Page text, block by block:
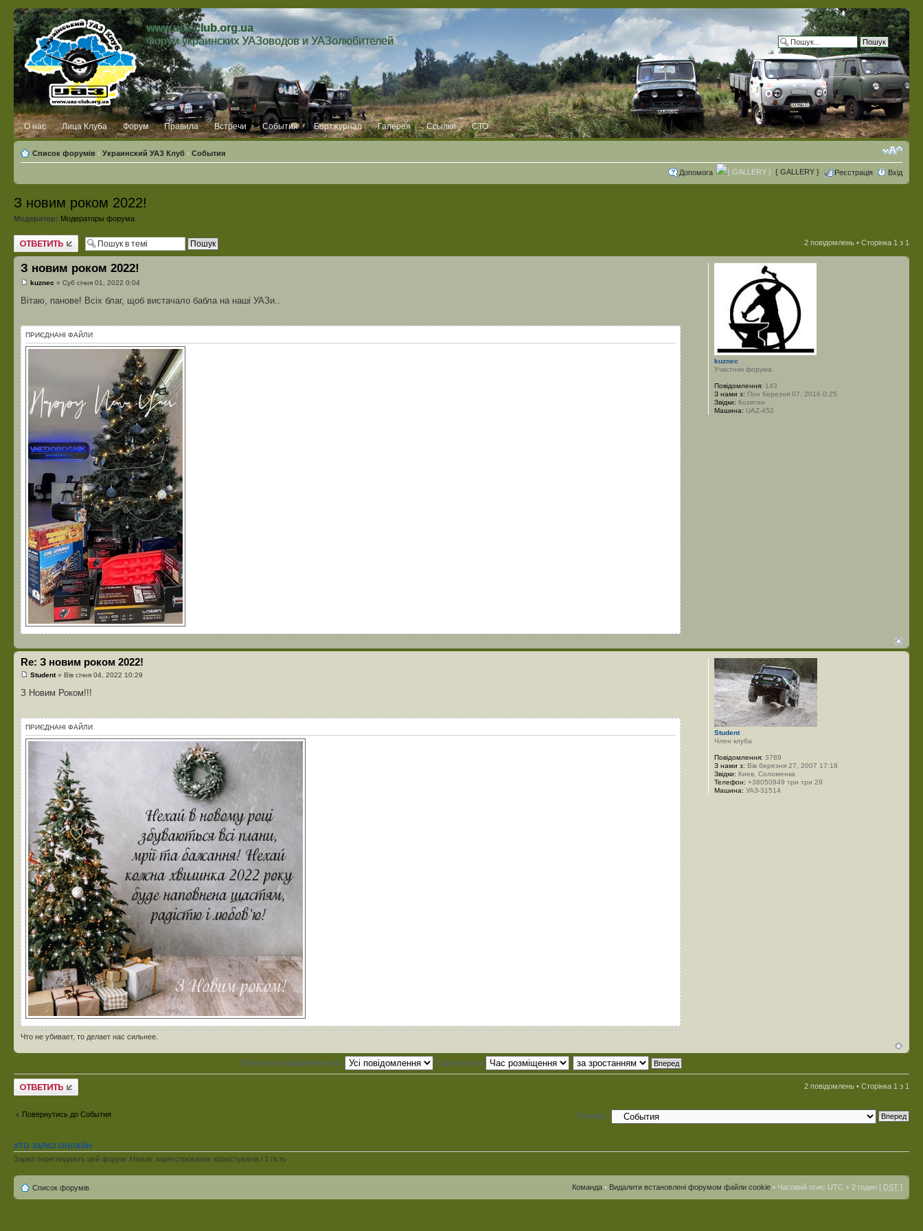
www.uaz-club.org.ua
Форум украинских УАЗоводов и УАЗолюбителей
Розширений пошук
О нас Лица Клуба Форум Правила Встречи События Бортжурнал Галерея Ссылки СТО
Список форумів ‹ Украинский УАЗ Клуб ‹ События
Допомога { GALLERY } Реєстрація Вхід
З новим роком 2022!
Модератор: Модераторы форума
Відповісти 2 повідомлень • Сторінка 1 з 1
З новим роком 2022!
kuznec » Суб січня 01, 2022 0:04
Вітаю, панове! Всіх благ, щоб вистачало бабла на наші УАЗи..
ПРИЄДНАНІ ФАЙЛИ
kuznec
Участник форума
Повідомлення: 143
З нами з: Пон березня 07, 2016 0:25
Звідки: Козятин
Машина: UAZ-452
Re: З новим роком 2022!
Student» Вів січня 04, 2022 10:29
З Новим Роком!!!
ПРИЄДНАНІ ФАЙЛИ
Что не убивает, то делает нас сильнее.
Student
Член клуба
Повідомлення: 3789
З нами з: Вів березня 27, 2007 17:18
Звідки: Киев, Соломенка
Телефон: +38050949 три три 29
Машина: УАЗ-31514
Показувати повідомлення за: Сортувати за
Відповісти 2 повідомлень • Сторінка 1 з 1
Повернутись до События Вперед:
ХТО ЗАРАЗ ОНЛАЙН
Зараз переглядають цей форум: Немає зареєстрованих користувачів і 1 гість
Список форумів Команда • Видалити встановлені форумом файли cookie • Часовий пояс UTC + 2 годин [ DST ]